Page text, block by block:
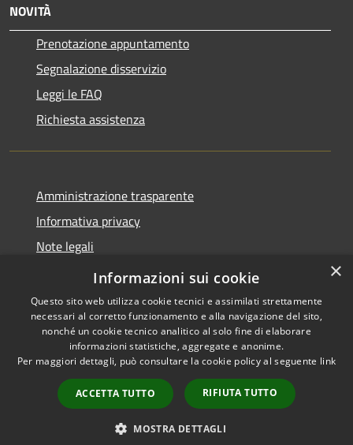
NOVITÀ
Prenotazione appuntamento
Segnalazione disservizio
Leggi le FAQ
Richiesta assistenza
Amministrazione trasparente
Informativa privacy
Note legali
Dichiarazione di accessibilità
Accessibilità
Copyright © 2026 • Comune di
Gaggiano • Powered by
Municipium•
Accesso
redazione
×
Informazioni sui cookie
Questo sito web utilizza cookie tecnici e assimilati strettamente
necessari al corretto funzionamento e alla navigazione del sito,
nonché un cookie tecnico analitico al solo fine di elaborare
informazioni statistiche, aggregate e anonime.
Per maggiori dettagli, può consultare la cookie policy al seguente link
ACCETTA TUTTO RIFIUTA TUTTO
MOSTRA DETTAGLI